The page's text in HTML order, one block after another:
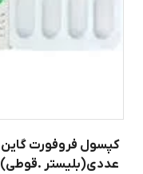
عددی(بلیستر .قوطی)